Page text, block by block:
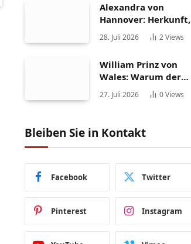
Alexandra von
Hannover: Herkunft,
Karriere und
Privatleben
28. Juli 2026 2Views
William Prinz von
Wales: Warum der
Thronfolger weltweit
fasziniert
27. Juli 2026 0Views
Bleiben Sie in Kontakt
Facebook Twitter
Pinterest Instagram